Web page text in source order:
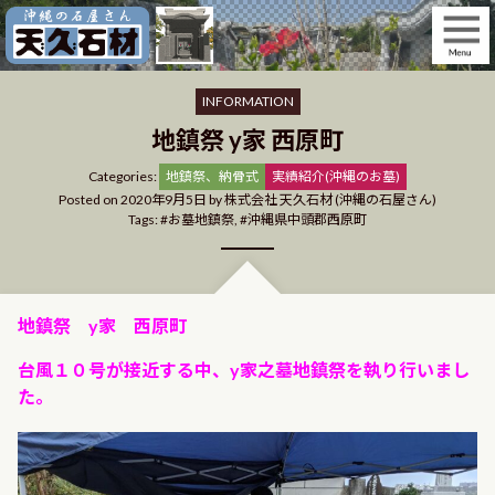
Skip
to
content
INFORMATION
地鎮祭 y家 西原町
Categories: Categories
地鎮祭、納骨式
実績紹介(沖縄のお墓)
Posted on 2020年9月5日 by株式会社 天久石材 (沖縄の石屋さん)
Tags:
お墓地鎮祭, 沖縄県中頭郡西原町
地鎮祭 y家 西原町
台風１０号が接近する中、y家之墓地鎮祭を執り行いまし
た。